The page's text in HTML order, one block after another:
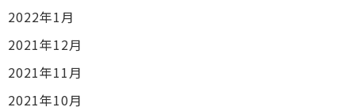
2022年1月
2021年12月
2021年11月
2021年10月